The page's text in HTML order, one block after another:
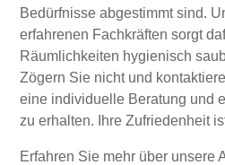
Bedürfnisse abgestimmt sind.
erfahrenen Fachkräften sorgt
Räumlichkeiten hygienisch
Zögern Sie nicht und
eine individuelle Beratung und
zu erhalten. Ihre Zufriedenheit
Erfahren Sie mehr über unsere